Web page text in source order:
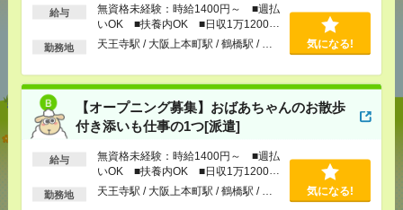
給与
無資格未経験：時給1400円～ ■週払
いOK ■扶養内OK ■日収1万1200円
以上
勤務地 天王寺駅 / 大阪上本町駅 / 鶴橋駅 / … 気になる!
【オープニング募集】おばあちゃんのお散歩
付き添いも仕事の1つ[派遣]
給与
無資格未経験：時給1400円～ ■週払
いOK ■扶養内OK ■日収1万1200円
以上
勤務地 天王寺駅 / 大阪上本町駅 / 鶴橋駅 / … 気になる!
あなたの閲覧履歴からの
志望動機も履歴書も不要！日収1.1万円～＊未経験OK
の介護[派遣]
[給 与] 無資格未経験：時給1400円～ ■週払い
OK ■扶養内OK ■日収1万1200円以上